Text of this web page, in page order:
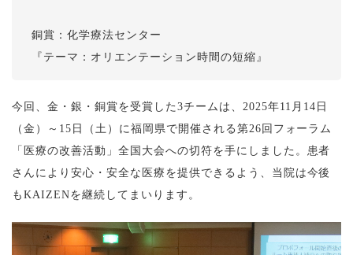
銅賞：化学療法センター
『テーマ：オリエンテーション時間の短縮』
今回、金・銀・銅賞を受賞した3チームは、2025年11月14日
（金）～15日（土）に福岡県で開催される第26回フォーラム
「医療の改善活動」全国大会への切符を手にしました。患者
さんにより安心・安全な医療を提供できるよう、当院は今後
もKAIZENを継続してまいります。